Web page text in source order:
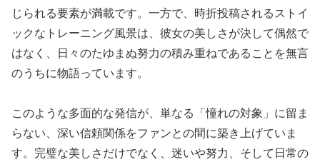
じられる要素が満載です。一方で、時折投稿されるストイ
ックなトレーニング風景は、彼女の美しさが決して偶然で
はなく、日々のたゆまぬ努力の積み重ねであることを無言
のうちに物語っています。
このような多面的な発信が、単なる「憧れの対象」に留ま
らない、深い信頼関係をファンとの間に築き上げていま
す。完璧な美しさだけでなく、迷いや努力、そして日常の